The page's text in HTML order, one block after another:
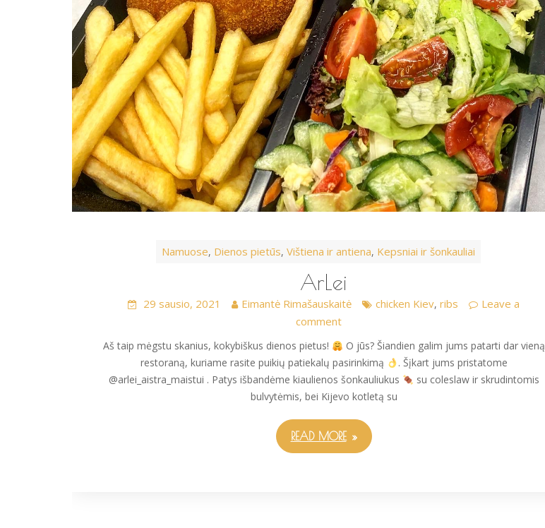
Namuose, Dienos pietūs,Vištiena ir antiena, Kepsniai ir šonkauliai
ArLei
29 sausio, 2021 Eimantė Rimašauskaitė chicken Kiev,ribs
Leave a
comment
Aš taip mėgstu skanius, kokybiškus dienos pietus!
O jūs? Šiandien galim jums patarti dar vieną
restoraną, kuriame rasite puikių patiekalų pasirinkimą
. Šįkart jums pristatome
@arlei_aistra_maistui . Patys išbandėme kiaulienos šonkauliukus
su coleslaw ir skrudintomis
bulvytėmis, bei Kijevo kotletą su
READ MORE